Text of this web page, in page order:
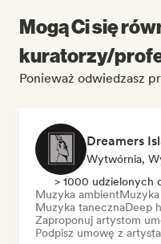
Mogą Ci się
kuratorzy/
Ponieważ odwiedzasz
Dreamers
Wytwórnia,
> 1000 udzielonych
Muzyka ambient
Muzyka tanecznaDeep
Zaproponuj artystom
Podpisz umowę z